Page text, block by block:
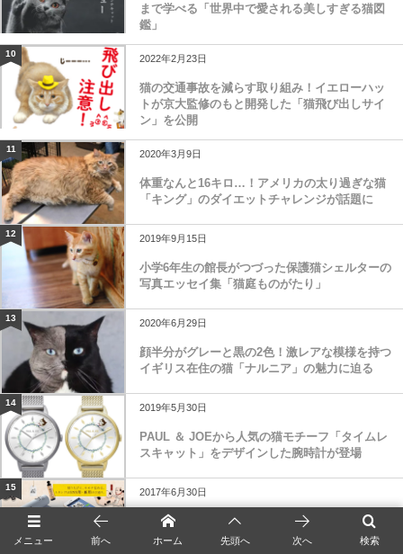
まで学べる「世界中で愛される美しすぎる猫図
鑑」
10 2022年2月23日
猫の交通事故を減らす取り組み！イエローハッ
トが京大監修のもと開発した「猫飛び出しサイ
ン」を公開
11 2020年3月9日
体重なんと16キロ…！アメリカの太り過ぎな猫
「キング」のダイエットチャレンジが話題に
12 2019年9月15日
小学6年生の館長がつづった保護猫シェルターの
写真エッセイ集「猫庭ものがたり」
13 2020年6月29日
顔半分がグレーと黒の2色！激レアな模様を持つ
イギリス在住の猫「ナルニア」の魅力に迫る
14 2019年5月30日
PAUL ＆ JOEから人気の猫モチーフ「タイムレ
スキャット」をデザインした腕時計が登場
15 2017年6月30日
SNSでも使える、歌川国芳のネコ作品「猫飼好
五十三疋」のスタンプ
メニュー 検索
前へ ホーム 先頭へ 次へ